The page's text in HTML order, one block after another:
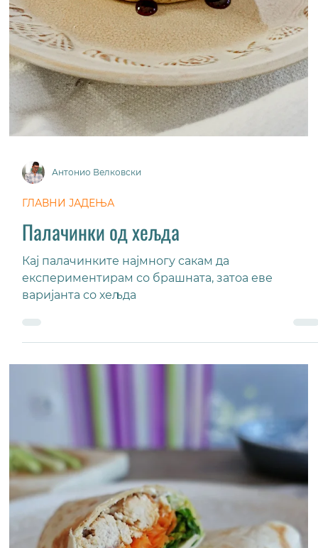
Сендвич со авокадо и сирење
Секогаш ја поддржувам идејата за сендвич со
многу зеленчук во секаква варијанта за убава
комбинација на вкусови.